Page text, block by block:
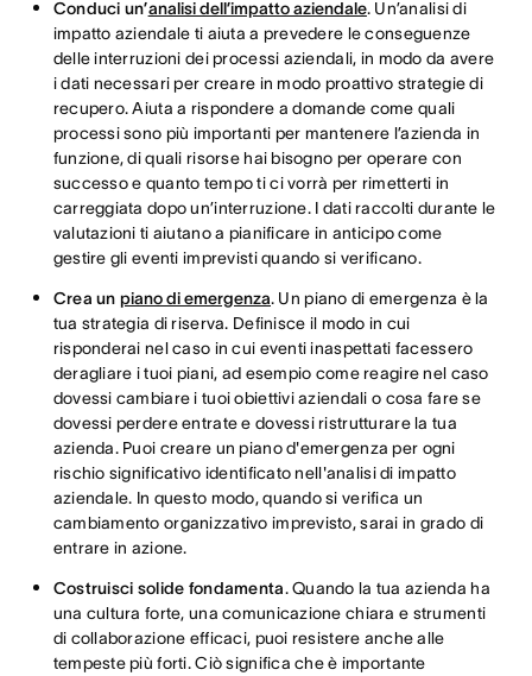
Conduci un’analisi dell’impatto aziendale. Un’analisi di
impatto aziendale ti aiuta a prevedere le conseguenze
delle interruzioni dei processi aziendali, in modo da avere
i dati necessari per creare in modo proattivo strategie di
recupero. Aiuta a rispondere a domande come quali
processi sono più importanti per mantenere l’azienda in
funzione, di quali risorse hai bisogno per operare con
successo e quanto tempo ti ci vorrà per rimetterti in
carreggiata dopo un’interruzione. I dati raccolti durante le
valutazioni ti aiutano a pianificare in anticipo come
gestire gli eventi imprevisti quando si verificano.
Crea un piano di emergenza. Un piano di emergenza è la
tua strategia di riserva. Definisce il modo in cui
risponderai nel caso in cui eventi inaspettati facessero
deragliare i tuoi piani, ad esempio come reagire nel caso
dovessi cambiare i tuoi obiettivi aziendali o cosa fare se
dovessi perdere entrate e dovessi ristrutturare la tua
azienda. Puoi creare un piano d'emergenza per ogni
rischio significativo identificato nell'analisi di impatto
aziendale. In questo modo, quando si verifica un
cambiamento organizzativo imprevisto, sarai in grado di
entrare in azione.
Costruisci solide fondamenta. Quando la tua azienda ha
una cultura forte, una comunicazione chiara e strumenti
di collaborazione efficaci, puoi resistere anche alle
tempeste più forti. Ciò significa che è importante